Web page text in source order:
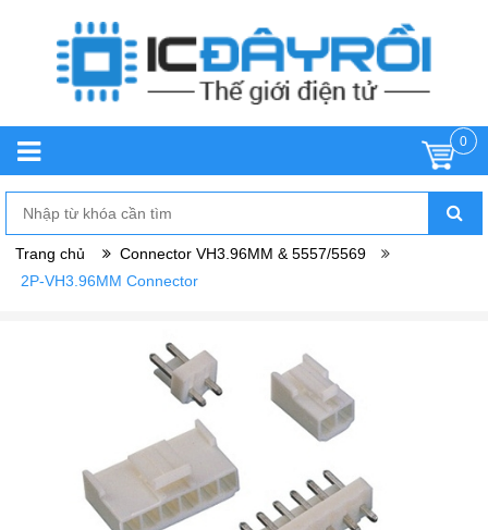
0
Trang chủ
Connector VH3.96MM & 5557/5569
2P-VH3.96MM Connector